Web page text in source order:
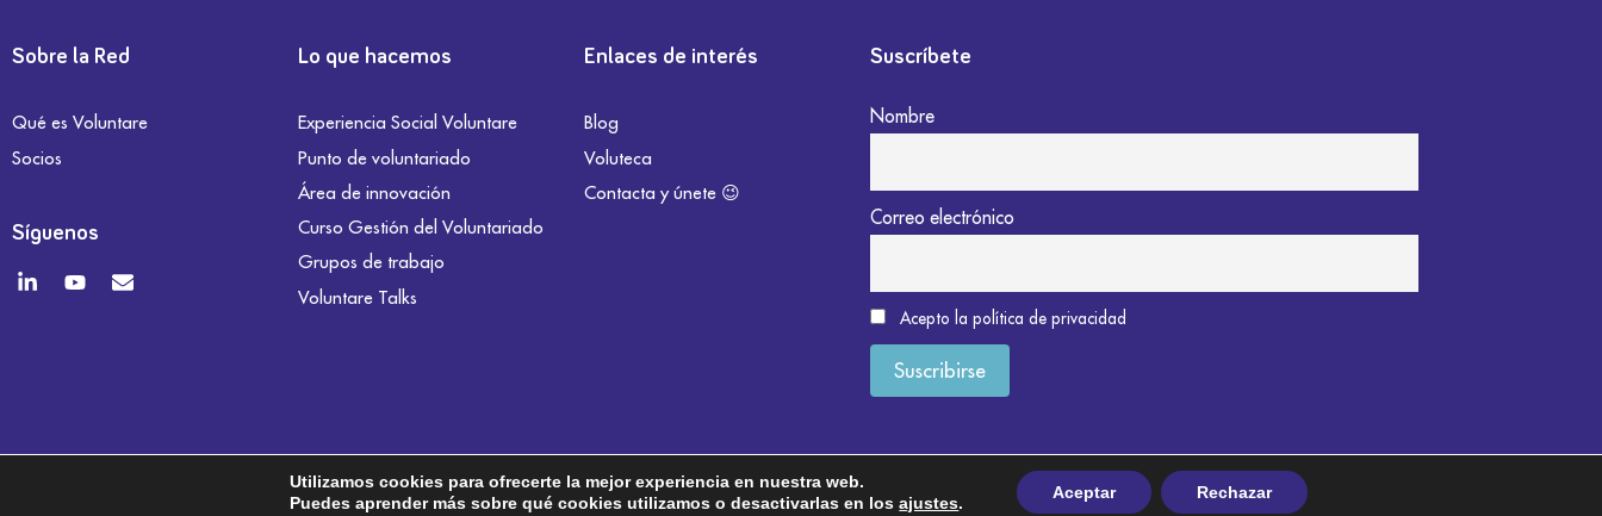
Sobre la Red
Qué es Voluntare
Socios
Síguenos
Lo que hacemos
Experiencia Social Voluntare
Punto de voluntariado
Área de innovación
Curso Gestión del Voluntariado
Grupos de trabajo
Voluntare Talks
Enlaces de interés
Blog
Voluteca
Contacta y únete 😉
Suscríbete
Nombre
Correo electrónico
Acepto la política de privacidad
Política de privacidad Política de cookies
Utilizamos cookies para ofrecerte la mejor experiencia en nuestra web.
Puedes aprender más sobre qué cookies utilizamos o desactivarlas en losajustes.
Aceptar Rechazar